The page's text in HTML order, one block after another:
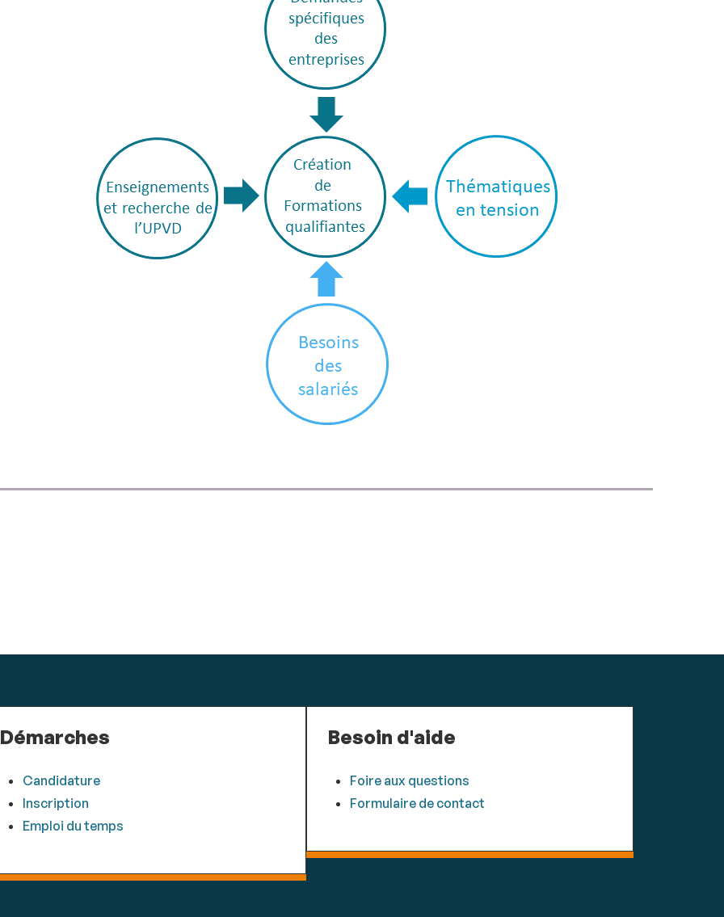
Démarches
Candidature
Inscription
Emploi du temps
Besoin d'aide
Foire aux questions
Formulaire de contact